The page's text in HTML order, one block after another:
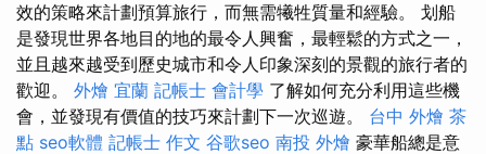
效的策略來計劃預算旅行，而無需犧牲質量和經驗。 划船
是發現世界各地目的地的最令人興奮，最輕鬆的方式之一，
並且越來越受到歷史城市和令人印象深刻的景觀的旅行者的
歡迎。 外燴 宜蘭 記帳士 會計學 了解如何充分利用這些機
會，並發現有價值的技巧來計劃下一次巡遊。 台中 外燴 茶
點 seo軟體 記帳士 作文 谷歌seo 南投 外燴 豪華船總是意